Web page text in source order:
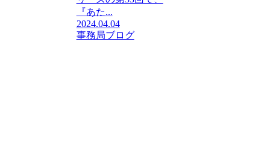
『あた...
2024.04.04
事務局ブログ